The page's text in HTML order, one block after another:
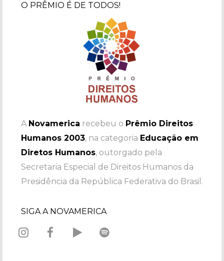
O PRÊMIO É DE TODOS!
A Novamerica recebeu o Prêmio Direitos
Humanos 2003, na categoria Educação em
Diretos Humanos, outorgado pela
Secretaria Especial de Direitos Humanos da
Presidência da República Federativa do Brasil.
SIGA A NOVAMERICA